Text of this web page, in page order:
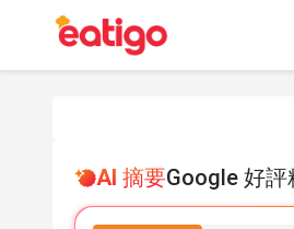
AI 摘要Google 好評